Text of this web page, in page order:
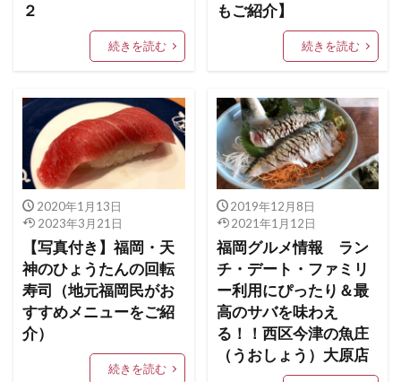
２
続きを読む
もご紹介】
続きを読む
2020年1月13日
2023年3月21日
【写真付き】福岡・天
神のひょうたんの回転
寿司（地元福岡民がお
すすめメニューをご紹
介）
続きを読む
2019年12月8日
2021年1月12日
福岡グルメ情報 ラン
チ・デート・ファミリ
ー利用にぴったり＆最
高のサバを味わえ
る！！西区今津の魚庄
（うおしょう）大原店